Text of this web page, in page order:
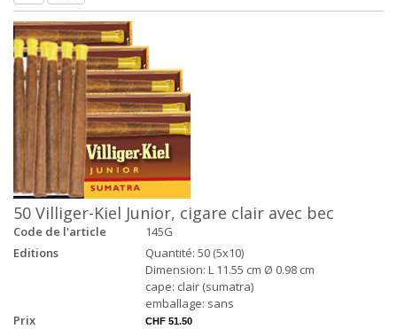
50 Villiger-Kiel Junior, cigare clair avec bec
Code de l'article
145G
Editions
Quantité: 50 (5x10)
Dimension: L 11.55 cm Ø 0.98 cm
cape: clair (sumatra)
emballage: sans
Prix
CHF 51.50